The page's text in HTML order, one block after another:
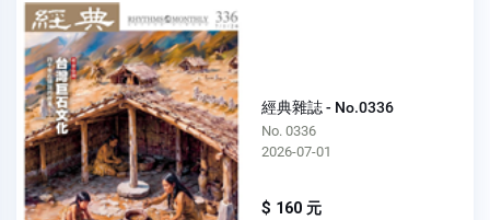
經典雜誌 - No.0336
No. 0336
2026-07-01
$ 160 元